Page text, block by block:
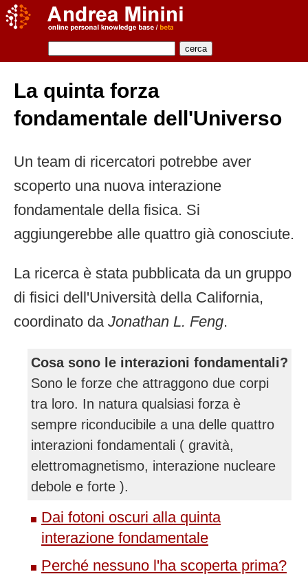
La quinta forza
fondamentale dell'Universo
Un team di ricercatori potrebbe aver
scoperto una nuova interazione
fondamentale della fisica. Si
aggiungerebbe alle quattro già conosciute.
La ricerca è stata pubblicata da un gruppo
di fisici dell'Università della California,
coordinato da Jonathan L. Feng.
Cosa sono le interazioni fondamentali?
Sono le forze che attraggono due corpi
tra loro. In natura qualsiasi forza è
sempre riconducibile a una delle quattro
interazioni fondamentali ( gravità,
elettromagnetismo, interazione nucleare
debole e forte ).
Dai fotoni oscuri alla quinta
interazione fondamentale
Perché nessuno l'ha scoperta prima?